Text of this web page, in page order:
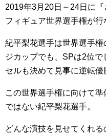
2019年3月20日～24日に
フィギュア世界選手権が行
紀平梨花選手は世界選手
ジカップでも、SPは2位
セルも決めて見事に逆転優
この世界選手権に向けて
ではない紀平梨花選手。
どんな演技を見せてくれる